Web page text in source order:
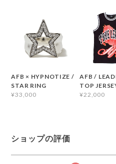
AFB × HYPNOTIZE /
STAR RING
¥33,000
AFB /
TOP
¥22,000
ショップの評価